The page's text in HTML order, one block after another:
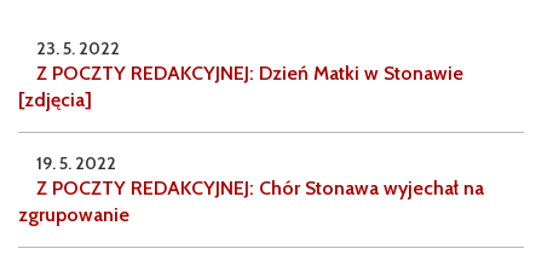
23. 5. 2022
Z POCZTY REDAKCYJNEJ: Dzień Matki w Stonawie
[zdjęcia]
19. 5. 2022
Z POCZTY REDAKCYJNEJ: Chór Stonawa wyjechał na
zgrupowanie